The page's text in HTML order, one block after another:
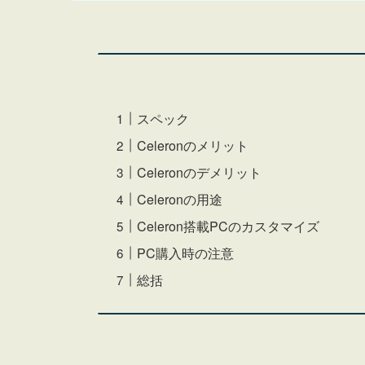
スペック
Celeronのメリット
Celeronのデメリット
Celeronの用途
Celeron搭載PCのカスタマイズ
PC購入時の注意
総括